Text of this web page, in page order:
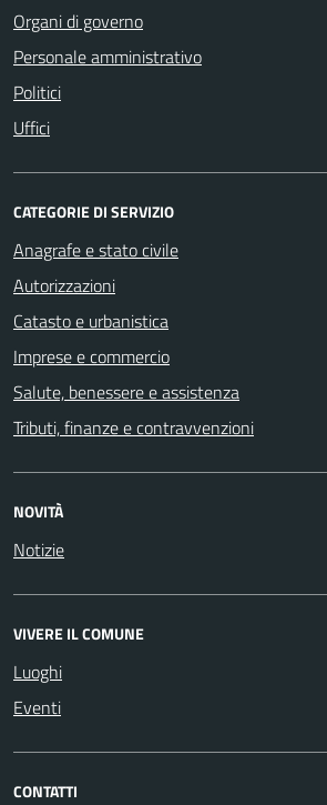
Organi di governo
Personale amministrativo
Politici
Uffici
CATEGORIE DI SERVIZIO
Anagrafe e stato civile
Autorizzazioni
Catasto e urbanistica
Imprese e commercio
Salute, benessere e assistenza
Tributi, finanze e contravvenzioni
NOVITÀ
Notizie
VIVERE IL COMUNE
Luoghi
Eventi
CONTATTI